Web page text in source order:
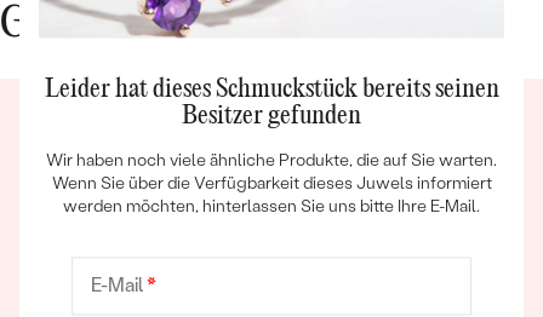
Gute Gründe für Eppi
Ein Eppi-sches Erlebnis
Leider hat dieses Schmuckstück bereits seinen
Besitzer gefunden
Wir haben noch viele ähnliche Produkte, die auf Sie warten.
Wenn Sie über die Verfügbarkeit dieses Juwels informiert
werden möchten, hinterlassen Sie uns bitte Ihre E-Mail.
E-Mail*